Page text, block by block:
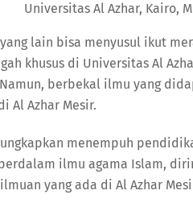
Universitas Al Azhar, Kairo,
lain bisa menyusul ikut
khusus di Universitas Al
berbekal ilmu yang
Al Azhar Mesir.
menempuh
ilmu agama Islam,
yang ada di Al Azhar